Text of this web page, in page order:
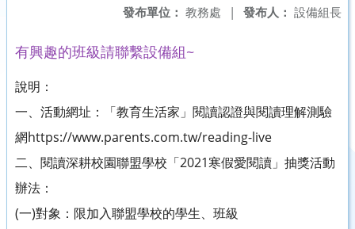
發布人： 設備組長
發布單位： 教務處 |
有興趣的班級請聯繫設備組~
說明：
一、活動網址：「教育生活家」閱讀認證與閱讀理解測驗
網https://www.parents.com.tw/reading-live
二、閱讀深耕校園聯盟學校「2021寒假愛閱讀」抽獎活動
辦法：
(一)對象：限加入聯盟學校的學生、班級